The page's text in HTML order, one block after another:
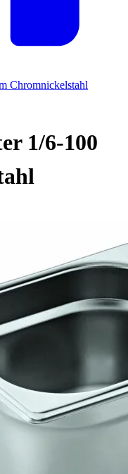
Chromnickelstahl
1/6-100